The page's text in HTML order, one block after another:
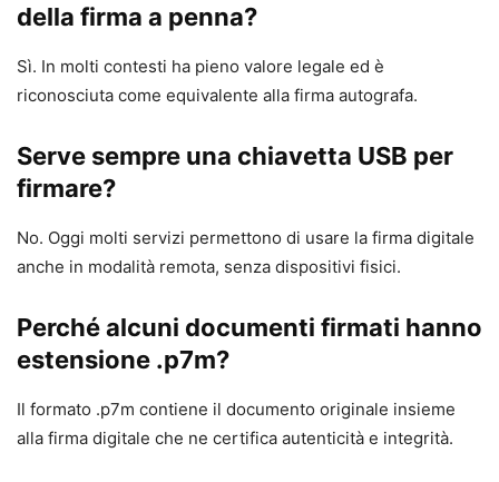
della firma a penna?
Sì. In molti contesti ha pieno valore legale ed è
riconosciuta come equivalente alla firma autografa.
Serve sempre una chiavetta USB per
firmare?
No. Oggi molti servizi permettono di usare la firma digitale
anche in modalità remota, senza dispositivi fisici.
Perché alcuni documenti firmati hanno
estensione .p7m?
Il formato .p7m contiene il documento originale insieme
alla firma digitale che ne certifica autenticità e integrità.